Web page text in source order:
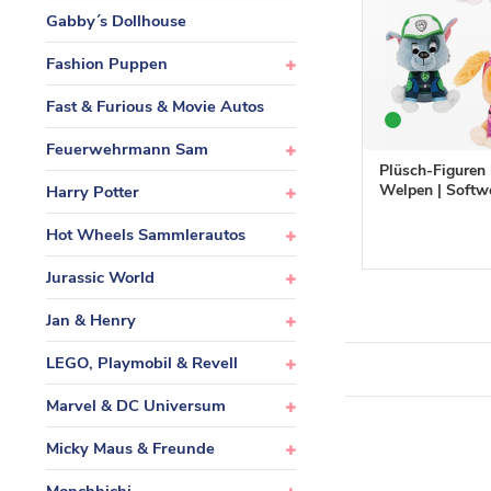
Gabby´s Dollhouse
Fashion Puppen
Fast & Furious & Movie Autos
Feuerwehrmann Sam
Harry Potter
Hot Wheels Sammlerautos
Jurassic World
Jan & Henry
LEGO, Playmobil & Revell
Marvel & DC Universum
Micky Maus & Freunde
Plüsch-
Welpen |